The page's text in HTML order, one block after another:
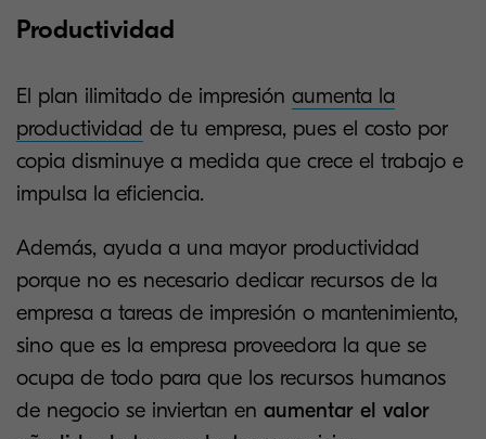
Productividad
El plan ilimitado de impresión aumenta la
productividad de tu empresa, pues el costo por
copia disminuye a medida que crece el trabajo e
impulsa la eficiencia.
Además, ayuda a una mayor productividad
porque no es necesario dedicar recursos de la
empresa a tareas de impresión o mantenimiento,
sino que es la empresa proveedora la que se
ocupa de todo para que los recursos humanos
de negocio se inviertan en aumentar el valor